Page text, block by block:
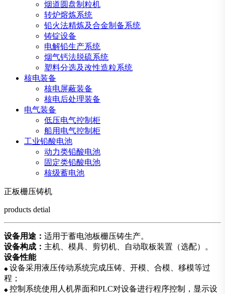
烟道圆盘制粒机
转炉熔炼系统
铅火法精炼及合金制备系统
铸锭设备
电解铅生产系统
烟气钙法脱硫系统
塑料分选及改性造粒系统
核电装备
核电屏蔽装备
核电后处理装备
电气装备
低压电气控制柜
船用电气控制柜
工业铅酸电池
动力类铅酸电池
固定类铅酸电池
核级蓄电池
正板栅压铸机
products detial
设备用途： 适用于蓄电池板栅压铸生产。
设备构成： 主机、模具、剪切机、自动取板装置（选配）。
设备性能
◆ 设备采用液压传动系统完成压铸、开模、合模、移模等过
程；
◆ 控制系统使用人机界面和PLC对设备进行程序控制，显示设